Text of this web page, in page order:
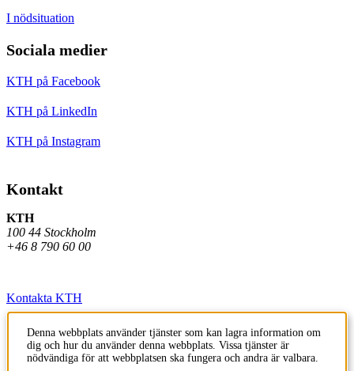
I nödsituation
Sociala medier
KTH på Facebook
KTH på LinkedIn
KTH på Instagram
Kontakt
KTH
100 44 Stockholm
+46 8 790 60 00
Kontakta KTH
Jobba på KTH
Press och media
Denna webbplats använder tjänster som kan lagra information om
dig och hur du använder denna webbplats. Vissa tjänster är
nödvändiga för att webbplatsen ska fungera och andra är valbara.